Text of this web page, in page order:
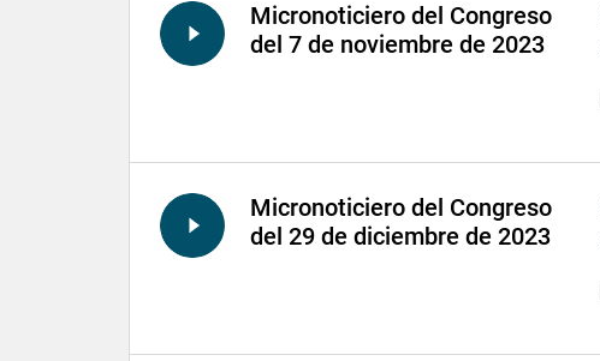
Micronoticiero del Congreso
del 7 de noviembre de 2023
Micronoticiero del Congreso
del 29 de diciembre de 2023